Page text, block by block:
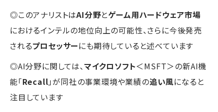
◎このアナリストはAI分野とゲーム用ハードウェア市場
におけるインテルの地位向上の可能性、さらに今後発売
されるプロセッサーにも期待していると述べています
◎AI分野に関しては、マイクロソフト＜MSFT＞の新AI機
能「Recall」が同社の事業環境や業績の追い風になると
注目しています